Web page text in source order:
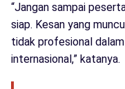
“Jangan sampai
siap. Kesan yang
tidak profesional
internasional,” katanya.